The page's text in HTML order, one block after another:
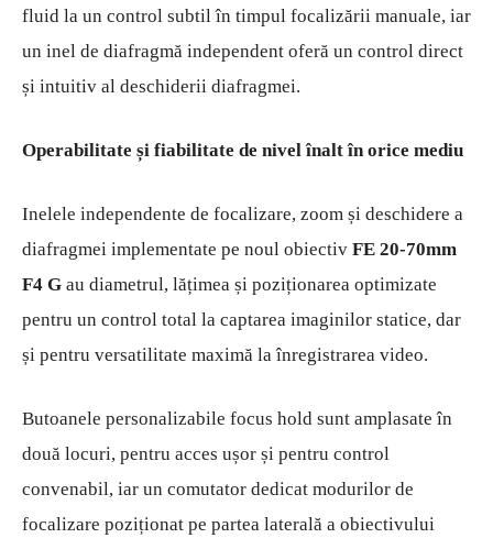
fluid la un control subtil în timpul focalizării manuale, iar
un inel de diafragmă independent oferă un control direct
și intuitiv al deschiderii diafragmei.
Operabilitate și fiabilitate de nivel înalt în orice mediu
Inelele independente de focalizare, zoom și deschidere a
diafragmei implementate pe noul obiectiv FE 20-70mm
F4 G au diametrul, lățimea și poziționarea optimizate
pentru un control total la captarea imaginilor statice, dar
și pentru versatilitate maximă la înregistrarea video.
Butoanele personalizabile focus hold sunt amplasate în
două locuri, pentru acces ușor și pentru control
convenabil, iar un comutator dedicat modurilor de
focalizare poziționat pe partea laterală a obiectivului